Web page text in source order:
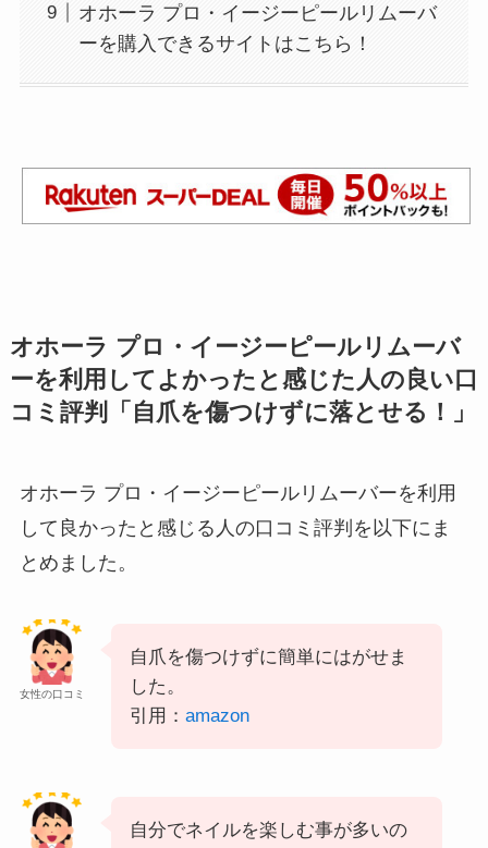
オホーラ プロ・イージーピールリムーバ
ーを購入できるサイトはこちら！
オホーラ プロ・イージーピールリムーバ
ーを利用してよかったと感じた人の良い口
コミ評判「自爪を傷つけずに落とせる！」
オホーラ プロ・イージーピールリムーバーを利用
して良かったと感じる人の口コミ評判を以下にま
とめました。
女性の口コミ
自爪を傷つけずに簡単にはがせま
した。
引用： amazon
自分でネイルを楽しむ事が多いの